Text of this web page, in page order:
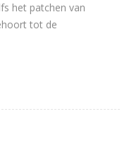
het patchen van
tot de